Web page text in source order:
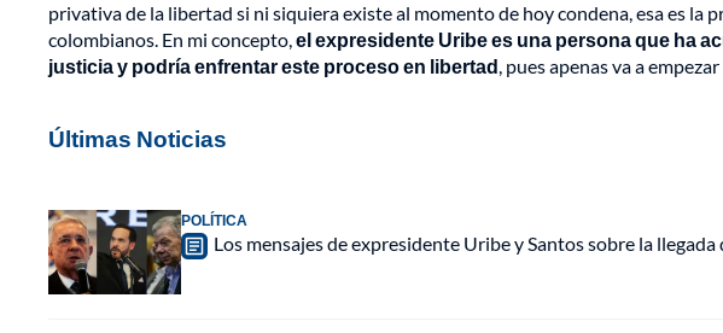
privativa de la libertad si ni siquiera existe al momento de hoy condena, esa es la
colombianos. En mi concepto,el expresidente Uribe es una persona que ha
justicia y podría enfrentar este proceso en libertad, pues apenas va a
Últimas Noticias
POLÍTICA
Los mensajes de expresidente Uribe y Santos sobre la